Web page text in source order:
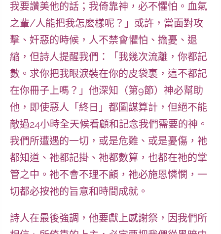
我要讚美他的話；我倚靠神，必不懼怕。血氣
之輩/人能把我怎麼樣呢？」或許，當面對攻
擊、奸惡的時候，人不禁會懼怕、擔憂、退
縮，但詩人提醒我們：「我幾次流離，你都記
數。求你把我眼淚裝在你的皮袋裏，這不都記
在你冊子上嗎？」他深知（第9節）神必幫助
他，即使惡人「終日」都圖謀算計，但絕不能
敵過24小時全天候看顧和記念我們需要的神。
我們所遭遇的一切，或是危難、或是憂傷，祂
都知道、祂都記掛、祂都數算，也都在祂的掌
管之中。祂不會不理不顧，祂必施恩憐憫，一
切都必按祂的旨意和時間成就。
詩人在最後強調，他要獻上感謝祭，因我們所